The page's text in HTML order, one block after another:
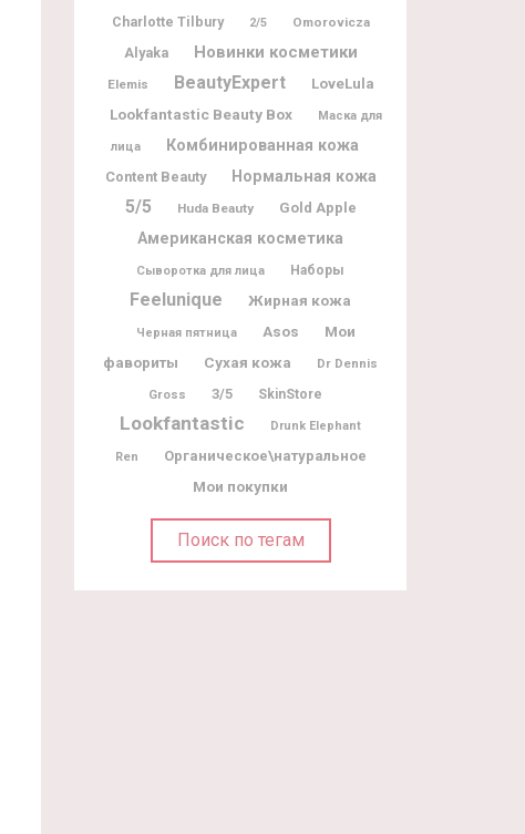
Charlotte Tilbury 2/5 Omorovicza
Alyaka Новинки косметики
Elemis BeautyExpert LoveLula
Lookfantastic Beauty Box Маска для
лица Комбинированная кожа
Content Beauty Нормальная кожа
5/5 Huda Beauty Gold Apple
Американская косметика
Сыворотка для лица Наборы
Feelunique Жирная кожа
Черная пятница Asos
Мои
фавориты
Сухая кожа
Dr Dennis
Gross
3/5 SkinStore
Lookfantastic Drunk Elephant
Ren Органическое\натуральное
Мои покупки
Поиск по тегам